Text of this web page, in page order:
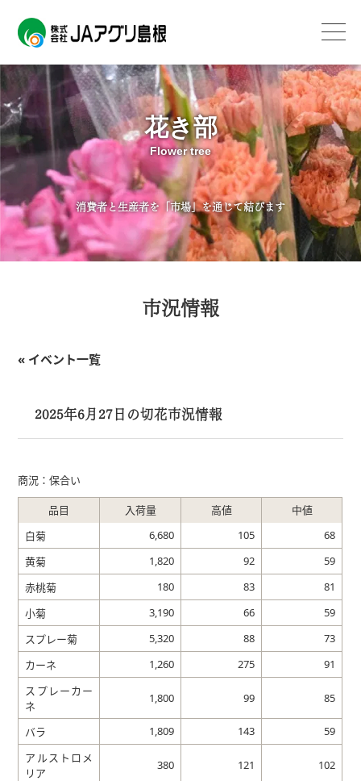
花き部
Flower tree
消費者と生産者を「市場」を通じて結びます
市況情報
« イベント一覧
2025年6月27日の切花市況情報
商況：保合い
品目 入荷量 高値
中値
白菊
6,680 105
68
黄菊
1,820 92
59
赤桃菊
180 83
81
小菊
3,190 66
59
スプレー菊
5,320 88
73
カーネ
1,260 275
91
スプレーカー
ネ
1,800 99 85
バラ 1,809 143
59
アルストロメ
リア
380 121 102